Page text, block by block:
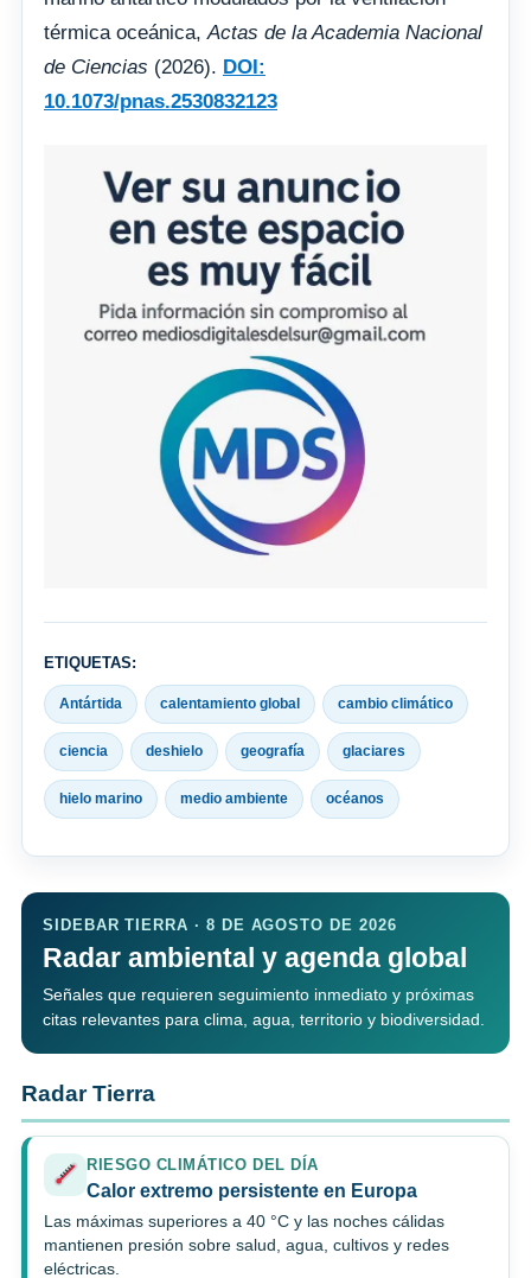
térmica oceánica,Actas de la Academia Nacional
de Ciencias (2026). DOI:
10.1073/pnas.2530832123
ETIQUETAS:
Antártida calentamiento global cambio climático
ciencia deshielo geografía glaciares
hielo marino medio ambiente océanos
SIDEBAR TIERRA · 8 DE AGOSTO DE 2026
Radar ambiental y agenda global
Señales que requieren seguimiento inmediato y próximas
citas relevantes para clima, agua, territorio y biodiversidad.
Radar Tierra
RIESGO CLIMÁTICO DEL DÍA
Calor extremo persistente en Europa
Las máximas superiores a 40 °C y las noches cálidas
mantienen presión sobre salud, agua, cultivos y redes
eléctricas.